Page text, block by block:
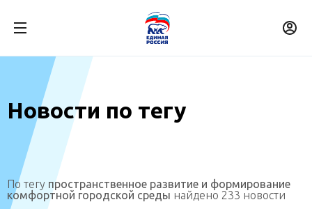
Новости по тегу
По тегу пространственное развитие и формирование
комфортной городской среды найдено 233 новости